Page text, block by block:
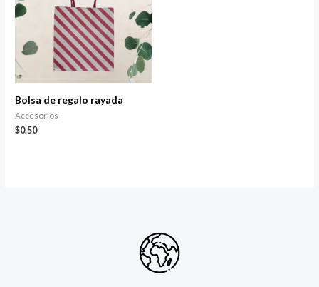
Bolsa de regalo rayada
Accesorios
$0.50